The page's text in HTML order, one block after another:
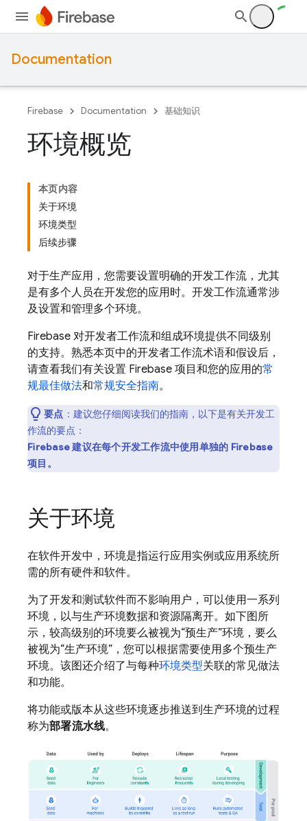
Documentation
Firebase Documentation 基础知识
环境概览
本页内容
关于环境
环境类型
后续步骤
对于生产应用，您需要设置明确的开发工作流，尤其
是有多个人员在开发您的应用时。开发工作流通常涉
及设置和管理多个环境。
Firebase 对开发者工作流和组成环境提供不同级别
的支持。熟悉本页中的开发者工作流术语和假设后，
请查看我们有关设置 Firebase 项目和您的应用的常
规最佳做法和常规安全指南。
要点 ： 建议您仔细阅读我们的指南，以下是有关开发工
作流的要点：
Firebase 建议在每个开发工作流中使用单独的 Firebase
项目 。
关于环境
在软件开发中，环境是指运行应用实例或应用系统所
需的所有硬件和软件。
为了开发和测试软件而不影响用户，可以使用一系列
环境，以与生产环境数据和资源隔离开。如下图所
示，较高级别的环境要么被视为“预生产”环境，要么
被视为“生产环境” ，您可以根据需要使用多个预生产
环境。该图还介绍了与每种环境类型关联的常见做法
和功能。
将功能或版本从这些环境逐步推送到生产环境的过程
称为部署流水线。